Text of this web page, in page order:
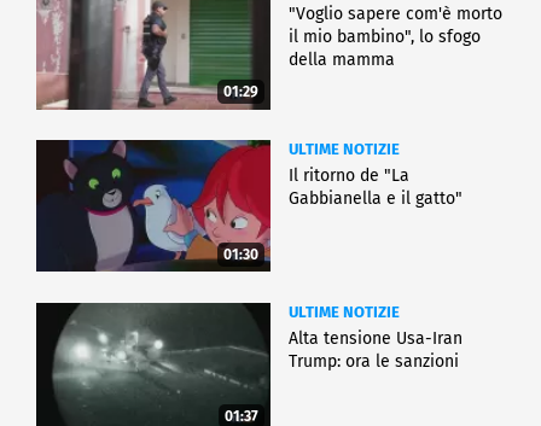
01:29
"Voglio sapere com'è morto
il mio bambino", lo sfogo
della mamma
01:30
ULTIME NOTIZIE
Il ritorno de "La
Gabbianella e il gatto"
01:37
ULTIME NOTIZIE
Alta tensione Usa-Iran
Trump: ora le sanzioni